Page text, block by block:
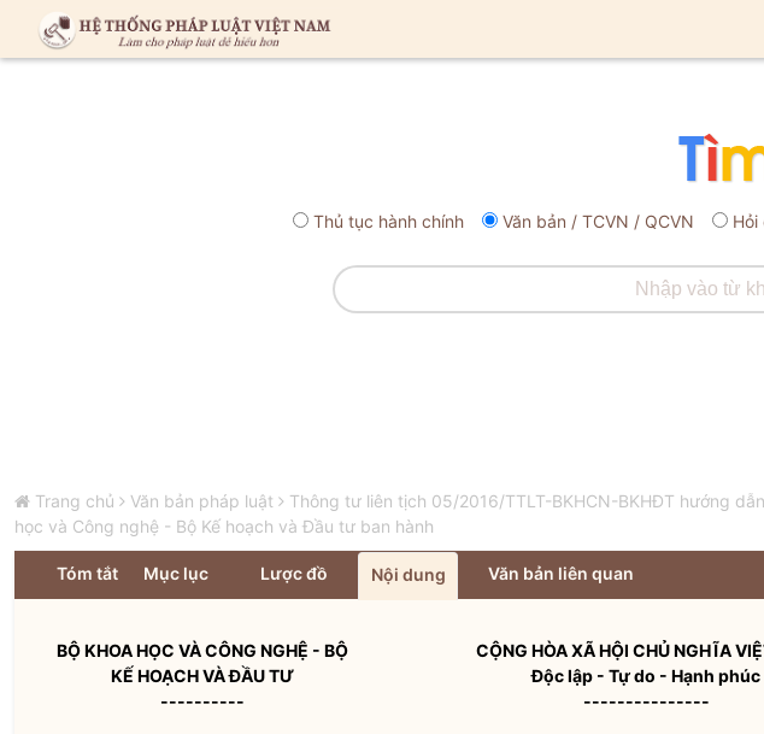
Thủ tục hành chính Văn bản / TCVN / QCVN
Trang chủ Văn bản pháp luật
Thông tư liên tịch 05/2016/TTLT-BKHCN-BKHĐT hướng
học và Công nghệ - Bộ Kế hoạch và Đầu tư ban hành
Tóm tắt Mục lục Lược đồ Nội dung Văn bản liên quan
BỘ KHOA HỌC VÀ CÔNG NGHỆ - BỘ
KẾ HOẠCH VÀ ĐẦU TƯ
----------
CỘNG HÒA XÃ HỘI CHỦ NGHĨA
Độc lập - Tự do - Hạnh phúc
---------------